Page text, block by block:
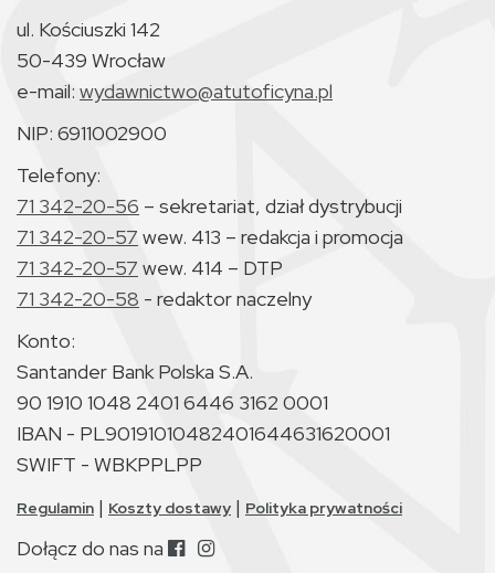
ul. Kościuszki 142
50-439 Wrocław
e-mail: wydawnictwo@atutoficyna.pl
NIP: 6911002900
Telefony:
71 342-20-56 – sekretariat, dział dystrybucji
71 342-20-57 wew. 413 – redakcja i promocja
71 342-20-57 wew. 414 – DTP
71 342-20-58 - redaktor naczelny
Konto:
Santander Bank Polska S.A.
90 1910 1048 2401 6446 3162 0001
IBAN - PL90191010482401644631620001
SWIFT - WBKPPLPP
Regulamin | Koszty dostawy | Polityka prywatności
Dołącz do nas na